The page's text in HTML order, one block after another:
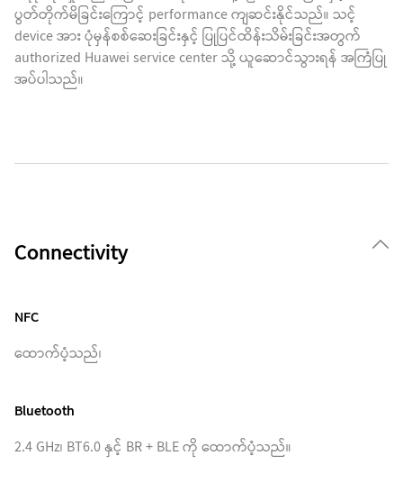
ပွတ်တိုက်မိခြင်းကြောင့် performance ကျဆင်းနိုင်သည်။ သင့်
device အား ပုံမှန်စစ်ဆေးခြင်းနှင့် ပြုပြင်ထိန်းသိမ်းခြင်းအတွက်
authorized Huawei service center သို့ ယူဆောင်သွားရန် အကြံပြု
အပ်ပါသည်။
Connectivity
NFC
ထောက်ပံ့သည်၊
Bluetooth
2.4 GHz၊ BT6.0 နှင့် BR + BLE ကို ထောက်ပံ့သည်။